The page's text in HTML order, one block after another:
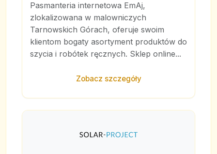
Pasmanteria internetowa EmAj,
zlokalizowana w malowniczych
Tarnowskich Górach, oferuje swoim
klientom bogaty asortyment produktów do
szycia i robótek ręcznych. Sklep online...
Zobacz szczegóły